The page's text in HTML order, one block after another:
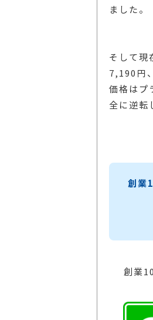
ました。
そして
7,190円
価格はプ
全に逆転
創業
創業